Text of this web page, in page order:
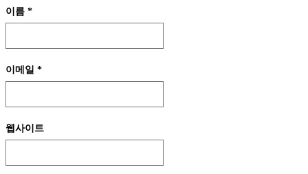
이름 *
이메일 *
웹사이트